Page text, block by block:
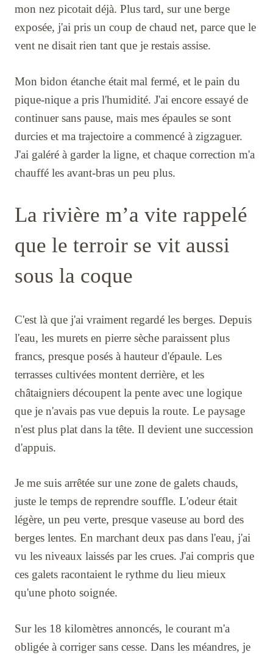
mon nez picotait déjà. Plus tard, sur une berge
exposée, j'ai pris un coup de chaud net, parce que le
vent ne disait rien tant que je restais assise.
Mon bidon étanche était mal fermé, et le pain du
pique-nique a pris l'humidité. J'ai encore essayé de
continuer sans pause, mais mes épaules se sont
durcies et ma trajectoire a commencé à zigzaguer.
J'ai galéré à garder la ligne, et chaque correction m'a
chauffé les avant-bras un peu plus.
La rivière m’a vite rappelé
que le terroir se vit aussi
sous la coque
C'est là que j'ai vraiment regardé les berges. Depuis
l'eau, les murets en pierre sèche paraissent plus
francs, presque posés à hauteur d'épaule. Les
terrasses cultivées montent derrière, et les
châtaigniers découpent la pente avec une logique
que je n'avais pas vue depuis la route. Le paysage
n'est plus plat dans la tête. Il devient une succession
d'appuis.
Je me suis arrêtée sur une zone de galets chauds,
juste le temps de reprendre souffle. L'odeur était
légère, un peu verte, presque vaseuse au bord des
berges lentes. En marchant deux pas dans l'eau, j'ai
vu les niveaux laissés par les crues. J'ai compris que
ces galets racontaient le rythme du lieu mieux
qu'une photo soignée.
Sur les 18 kilomètres annoncés, le courant m'a
obligée à corriger sans cesse. Dans les méandres, je